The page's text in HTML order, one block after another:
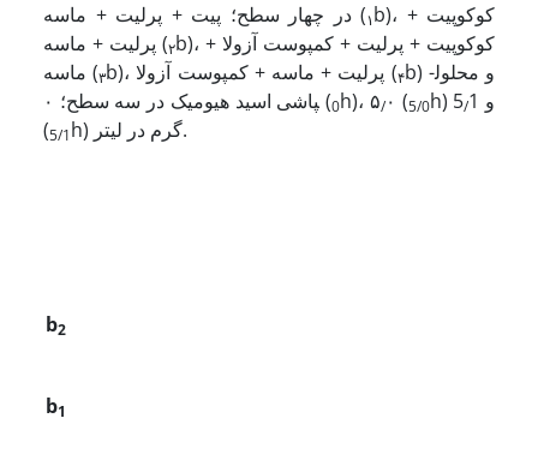
در چهار سطح؛ پیت + پرلیت + ماسه (۱b)، کوکوپیت +
پرلیت + ماسه (۲b)، کوکوپیت + پرلیت + کمپوست آزولا +
ماسه (۳ b)، پرلیت + ماسه + کمپوست آزولا (۴b) و محلول­
پاشی اسید هیومیک در سه سطح؛ ۰ (0h)، ۵/۰ (5/0 h) و 5 /1
(5/1 h) گرم در لیتر.
b2
b1